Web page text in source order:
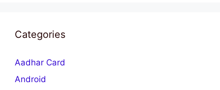
Categories
Aadhar Card
Android